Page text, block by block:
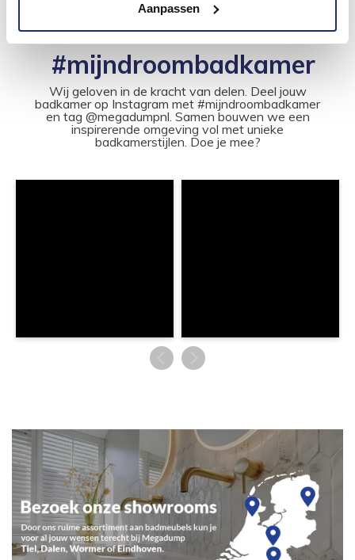
Aanpassen
#mijndroombadkamer
Wij geloven in de kracht van delen. Deel jouw
badkamer op Instagram met #mijndroombadkamer
en tag @megadumpnl. Samen bouwen we een
inspirerende omgeving vol met unieke
badkamerstijlen. Doe je mee?